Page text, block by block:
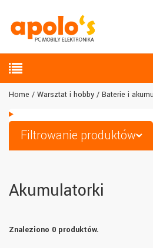
Home Warsztat i hobby Baterie i
Filtrowanie produktów
Akumulatorki
Znaleziono 0 produktów.